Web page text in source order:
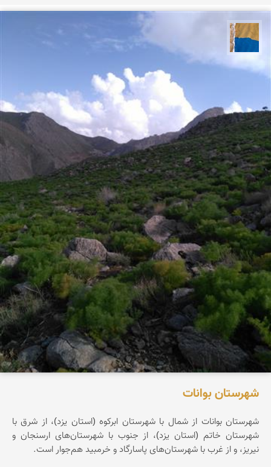
شهرستان بوانات
شهرستان بوانات از شمال با شهرستان ابرکوه (استان یزد)، از شرق با
شهرستان خاتم (استان یزد)، از جنوب با شهرستان‌های ارسنجان و
نیریز، و از غرب با شهرستان‌های پاسارگاد و خرمبید هم‌جوار است.